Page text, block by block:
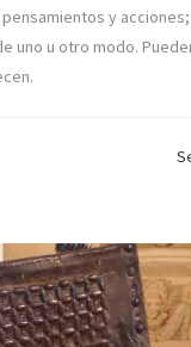
y
uno u otro modo.